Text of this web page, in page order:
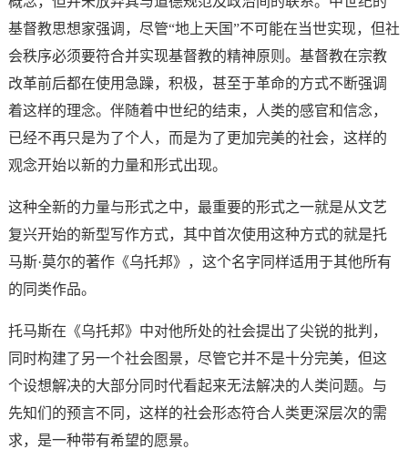
基督教思想家强调，尽管“地上天国”不可能在当世实现，但社
会秩序必须要符合并实现基督教的精神原则。基督教在宗教
改革前后都在使用急躁，积极，甚至于革命的方式不断强调
着这样的理念。伴随着中世纪的结束，人类的感官和信念，
已经不再只是为了个人，而是为了更加完美的社会，这样的
观念开始以新的力量和形式出现。
这种全新的力量与形式之中，最重要的形式之一就是从文艺
复兴开始的新型写作方式，其中首次使用这种方式的就是托
马斯·莫尔的著作《乌托邦》，这个名字同样适用于其他所有
的同类作品。
托马斯在《乌托邦》中对他所处的社会提出了尖锐的批判，
同时构建了另一个社会图景，尽管它并不是十分完美，但这
个设想解决的大部分同时代看起来无法解决的人类问题。与
先知们的预言不同，这样的社会形态符合人类更深层次的需
求，是一种带有希望的愿景。